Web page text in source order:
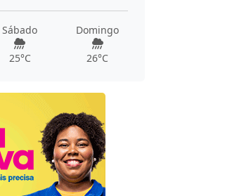
Sábado
25°C
Domingo
26°C